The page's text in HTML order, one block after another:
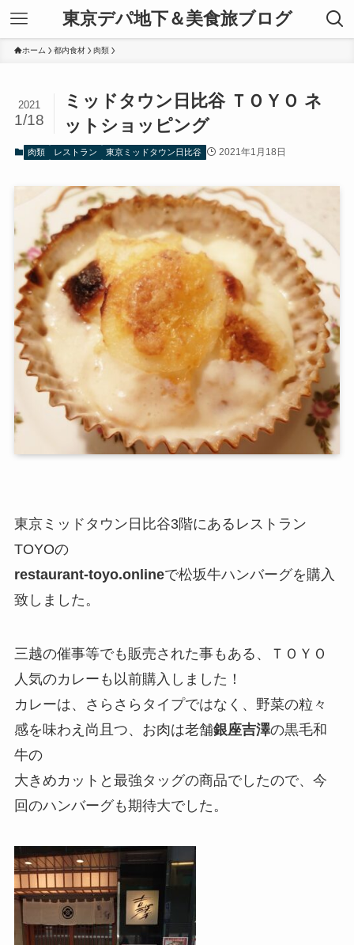
東京デパ地下＆美食旅ブログ
ホーム 都内食材 肉類
ミッドタウン日比谷 ＴＯＹＯ ネ
ットショッピング
2021
1/18
肉類 レストラン 東京ミッドタウン日比谷 2021年1月18日
東京ミッドタウン日比谷3階にあるレストラン
TOYOの
restaurant-toyo.onlineで松坂牛ハンバーグを購入
致しました。
三越の催事等でも販売された事もある、ＴＯＹＯ
人気のカレーも以前購入しました！
カレーは、さらさらタイプではなく、野菜の粒々
感を味わえ尚且つ、お肉は老舗銀座吉澤の黒毛和
牛の
大きめカットと最強タッグの商品でしたので、今
回のハンバーグも期待大でした。